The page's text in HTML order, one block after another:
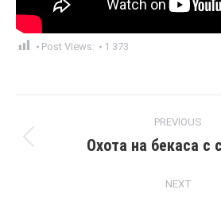
Post Views: 1 373
navigation
PREVIOUS
Охота на бекаса с
NEXT